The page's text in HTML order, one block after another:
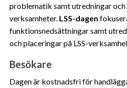
problematik samt utredningar och
verksamheter. LSS-dagen
funktionsnedsättningar samt
och placeringar på LSS-
Besökare
Dagen är kostnadsfri för